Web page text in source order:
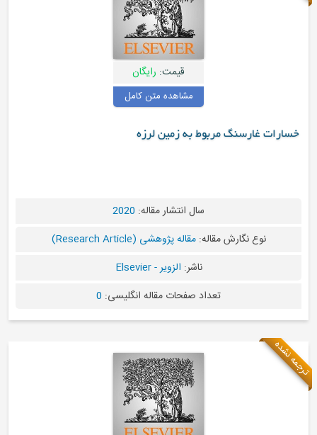
مشاهده متن کامل
مربوط به زمین لرزه
سال انتشار مقاله:2020
نگارش مقاله:مقاله پژوهشی (Research Article)
تعداد صفحات مقاله انگلیسی: 0